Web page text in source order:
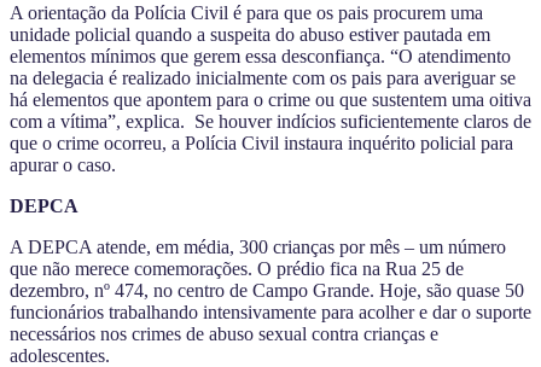
A orientação da Polícia Civil é para que os pais procurem uma
unidade policial quando a suspeita do abuso estiver pautada em
elementos mínimos que gerem essa desconfiança. “O atendimento
na delegacia é realizado inicialmente com os pais para averiguar se
há elementos que apontem para o crime ou que sustentem uma oitiva
com a vítima”, explica. Se houver indícios suficientemente claros de
que o crime ocorreu, a Polícia Civil instaura inquérito policial para
apurar o caso.
DEPCA
A DEPCA atende, em média, 300 crianças por mês – um número
que não merece comemorações. O prédio fica na Rua 25 de
dezembro, nº 474, no centro de Campo Grande. Hoje, são quase 50
funcionários trabalhando intensivamente para acolher e dar o suporte
necessários nos crimes de abuso sexual contra crianças e
adolescentes.